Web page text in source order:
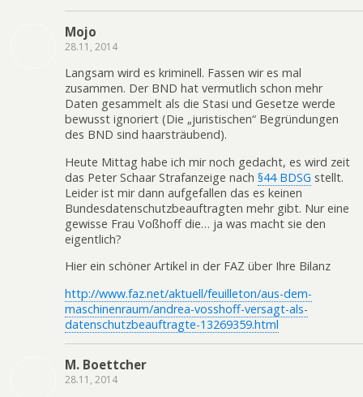
Mojo
28.11, 2014
Langsam wird es kriminell. Fassen wir es mal
zusammen. Der BND hat vermutlich schon mehr
Daten gesammelt als die Stasi und Gesetze werde
bewusst ignoriert (Die „juristischen“ Begründungen
des BND sind haarsträubend).
Heute Mittag habe ich mir noch gedacht, es wird zeit
das Peter Schaar Strafanzeige nach §44 BDSG stellt.
Leider ist mir dann aufgefallen das es keinen
Bundesdatenschutzbeauftragten mehr gibt. Nur eine
gewisse Frau Voßhoff die… ja was macht sie den
eigentlich?
Hier ein schöner Artikel in der FAZ über Ihre Bilanz
http://www.faz.net/aktuell/feuilleton/aus-dem-
maschinenraum/andrea-vosshoff-versagt-als-
datenschutzbeauftragte-13269359.html
M. Boettcher
28.11, 2014